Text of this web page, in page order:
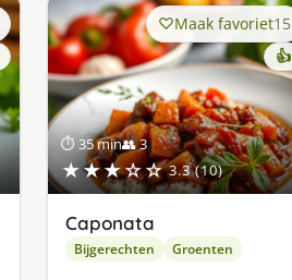
⏱ 35 min👥 3
★★★☆☆ 3.3 (10)
Maak favoriet15
👍
Caponata
Bijgerechten Groenten